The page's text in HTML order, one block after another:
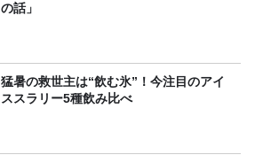
の話」
猛暑の救世主は“飲む氷”！今注目のアイ
ススラリー5種飲み比べ